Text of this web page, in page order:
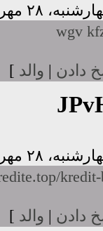
wgv
دادن | والد ]
دادن | والد ]